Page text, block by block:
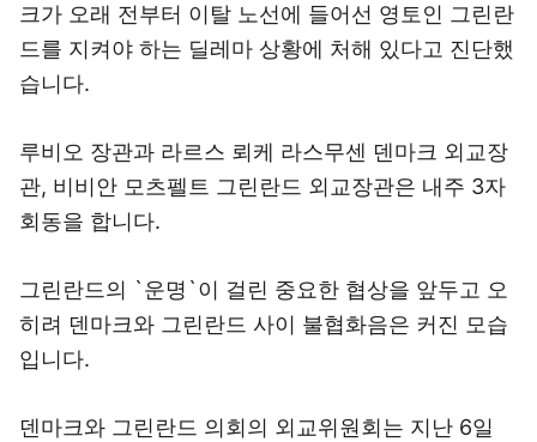
크가 오래 전부터 이탈 노선에 들어선 영토인 그린란
드를 지켜야 하는 딜레마 상황에 처해 있다고 진단했
습니다.
루비오 장관과 라르스 뢰케 라스무센 덴마크 외교장
관, 비비안 모츠펠트 그린란드 외교장관은 내주 3자
회동을 합니다.
그린란드의 `운명`이 걸린 중요한 협상을 앞두고 오
히려 덴마크와 그린란드 사이 불협화음은 커진 모습
입니다.
덴마크와 그린란드 의회의 외교위원회는 지난 6일